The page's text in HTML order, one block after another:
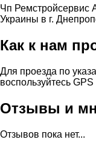
Чп Ремстройсервис
Украины в г.
Как к нам
Для проезда по
воспользуйтесь
Отзывы и
Отзывов пока нет...